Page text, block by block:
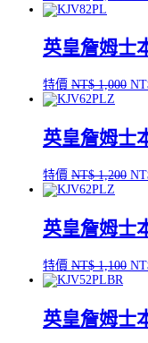
格
英皇詹姆士
特價 NT$1,000 原
格
英皇詹姆士
特價 NT$1,200 原
格
英皇詹姆士
特價 NT$1,100 原
格
英皇詹姆士